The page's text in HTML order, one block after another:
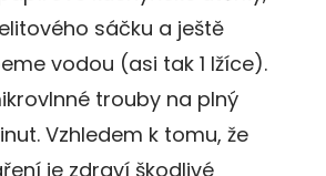
sáčku a ještě
vodou (asi tak 1 lžíce).
trouby na plný
Vzhledem k tomu, že
je zdraví škodlivé